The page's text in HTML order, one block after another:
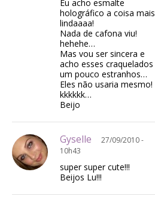
Eu acho esmalte
holográfico a coisa mais
lindaaaa!
Nada de cafona viu!
hehehe…
Mas vou ser sincera e
acho esses craquelados
um pouco estranhos…
Eles não usaria mesmo!
kkkkkk…
Beijo
Gyselle
27/09/2010 -
10h43
super super cute!!!
Beijos Lu!!!